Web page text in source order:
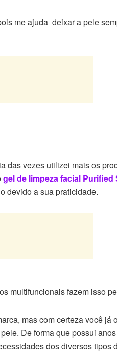
me ajuda deixar a pele
das vezes utilizei mais os
gel de limpeza facial Purified
devido a sua praticidade.
multifuncionais fazem isso
mas com certeza você já
De forma que possui
dos diversos tipos